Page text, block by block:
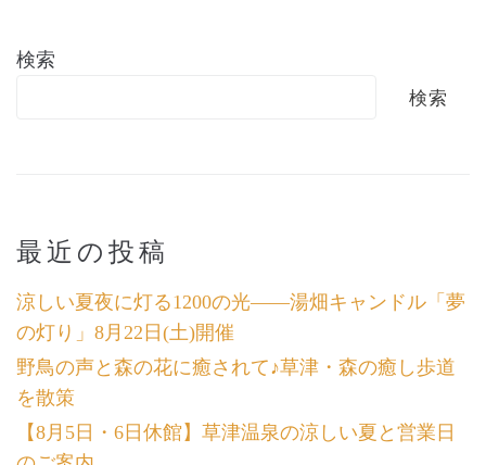
検索
検索
最近の投稿
涼しい夏夜に灯る1200の光――湯畑キャンドル「夢
の灯り」8月22日(土)開催
野鳥の声と森の花に癒されて♪草津・森の癒し歩道
を散策
【8月5日・6日休館】草津温泉の涼しい夏と営業日